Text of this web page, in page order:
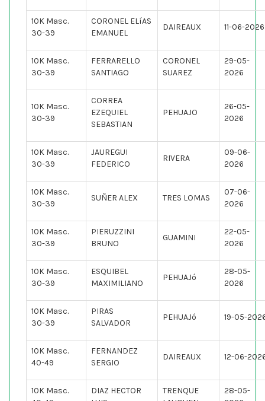
10K Masc.
30-39
CORONEL ELíAS
EMANUEL
DAIREAUX 11-06-2026
10K Masc.
30-39
FERRARELLO
SANTIAGO
CORONEL
SUAREZ
29-05-
2026
10K Masc.
30-39
CORREA
EZEQUIEL
SEBASTIAN
PEHUAJO
26-05-
2026
10K Masc.
30-39
JAUREGUI
FEDERICO
RIVERA
09-06-
2026
10K Masc.
30-39
SUÑER ALEX TRES LOMAS
07-06-
2026
10K Masc.
30-39
PIERUZZINI
BRUNO
GUAMINI
22-05-
2026
10K Masc.
30-39
ESQUIBEL
MAXIMILIANO
PEHUAJó
28-05-
2026
10K Masc.
30-39
PIRAS
SALVADOR
PEHUAJó 19-05-
10K Masc.
40-49
FERNANDEZ
SERGIO
DAIREAUX 12-06-
10K Masc.
DIAZ HECTOR
TRENQUE
28-05-